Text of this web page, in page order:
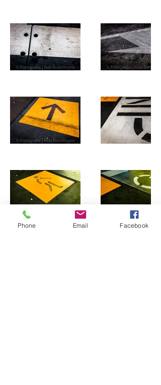
Phone Email Facebook